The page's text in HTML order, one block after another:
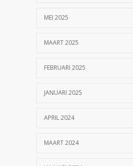
MEI 2025
MAART 2025
FEBRUARI 2025
JANUARI 2025
APRIL 2024
MAART 2024